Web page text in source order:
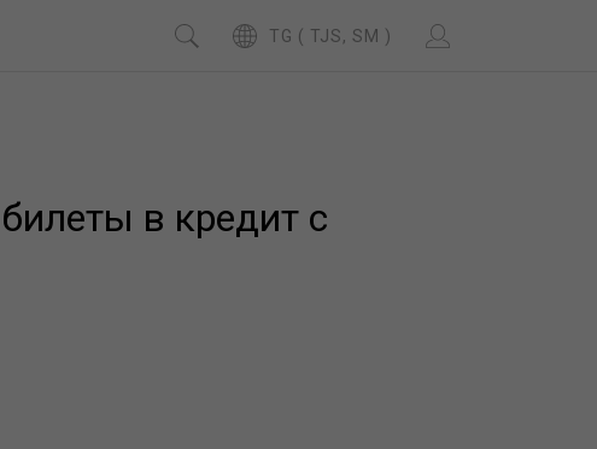
TG ( TJS, SM )
в кредит с